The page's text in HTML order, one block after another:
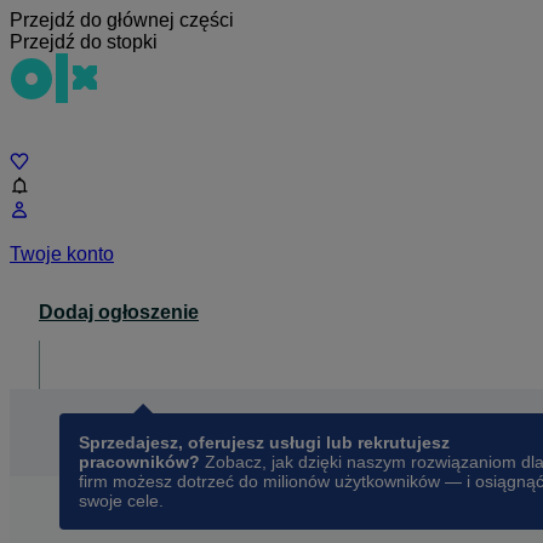
Przejdź do głównej części
Przejdź do stopki
Twoje konto
Dodaj ogłoszenie
Sprzedajesz, oferujesz usługi lub rekrutujesz
pracowników? Zobacz, jak dzięki naszym rozwiązaniom dla
firm możesz dotrzeć do milionów użytkowników — i osiągnąć
swoje cele.